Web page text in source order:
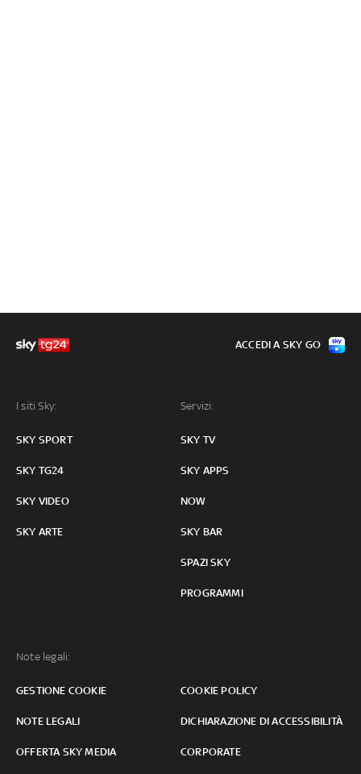
I siti Sky:
SKY SPORT
SKY TG24
SKY VIDEO
SKY ARTE
Servizi:
SKY TV
SKY APPS
NOW
SKY BAR
SPAZI SKY
PROGRAMMI
Note legali:
GESTIONE COOKIE COOKIE POLICY
NOTE LEGALI DICHIARAZIONE DI ACCESSIBILITÀ
OFFERTA SKY MEDIA CORPORATE
ACCEDI A SKY GO